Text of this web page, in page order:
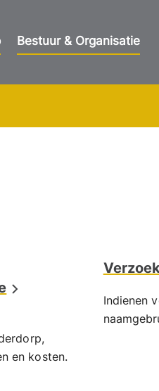
Bestuur & Organisatie
en kosten.
Indienen